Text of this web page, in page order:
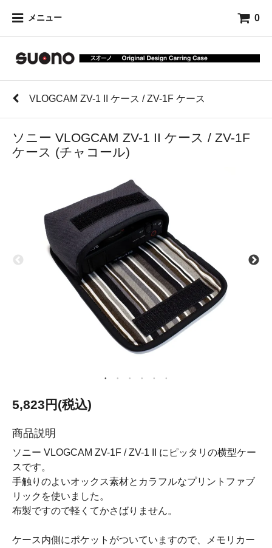
メニュー 0
VLOGCAM ZV-1 II ケース / ZV-1F ケース
ソニー VLOGCAM ZV-1 II ケース / ZV-1F
ケース (チャコール)
5,823円(税込)
商品説明
ソニー VLOGCAM ZV-1F / ZV-1 II にピッタリの横型ケー
スです。
手触りのよいオックス素材とカラフルなプリントファブ
リックを使いました。
布製ですので軽くてかさばりません。
ケース内側にポケットがついていますので、メモリカー